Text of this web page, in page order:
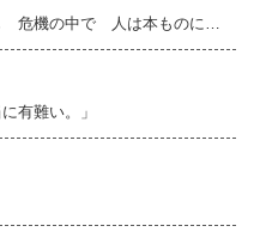
危機の中で 人は本ものに…
有難い。」